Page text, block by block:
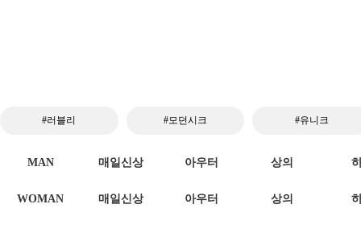
#러블리 #모던시크 #유니크
MAN 매일신상 아우터 상의
WOMAN 매일신상 아우터 상의